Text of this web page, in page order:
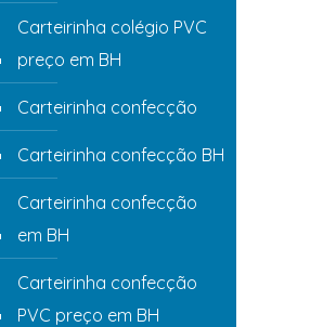
Carteirinha colégio PVC
preço em BH
Carteirinha confecção
Carteirinha confecção BH
Carteirinha confecção
em BH
Carteirinha confecção
PVC preço em BH